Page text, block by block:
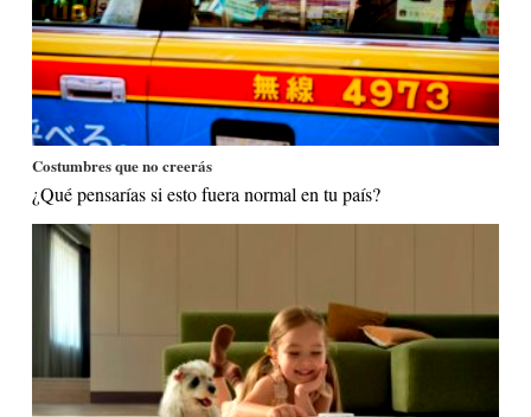
Costumbres que no creerás
¿Qué pensarías si esto fuera normal en tu país?